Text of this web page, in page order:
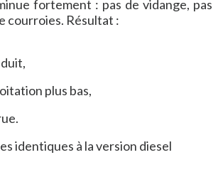
fortement : pas de vidange, pas
courroies. Résultat :
plus bas,
identiques à la version diesel